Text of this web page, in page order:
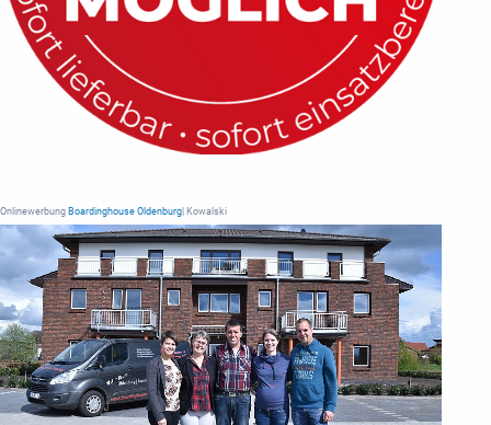
Onlinewerbung Boardinghouse Oldenburg | Kowalski